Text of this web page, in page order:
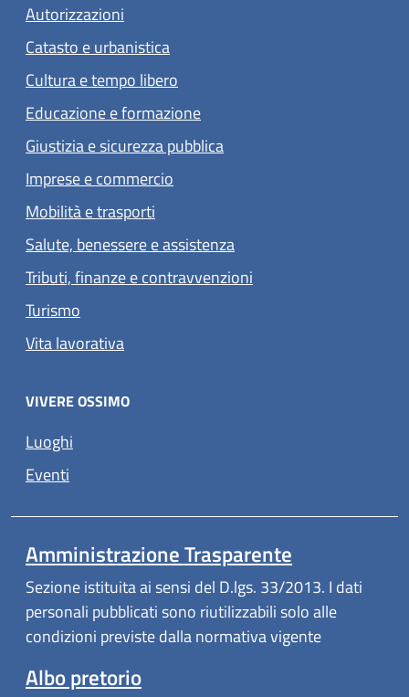
Autorizzazioni
Catasto e urbanistica
Cultura e tempo libero
Educazione e formazione
Giustizia e sicurezza pubblica
Imprese e commercio
Mobilità e trasporti
Salute, benessere e assistenza
Tributi, finanze e contravvenzioni
Turismo
Vita lavorativa
VIVERE OSSIMO
Luoghi
Eventi
Amministrazione Trasparente
Sezione istituita ai sensi del D.lgs. 33/2013. I dati
personali pubblicati sono riutilizzabili solo alle
condizioni previste dalla normativa vigente
Albo pretorio